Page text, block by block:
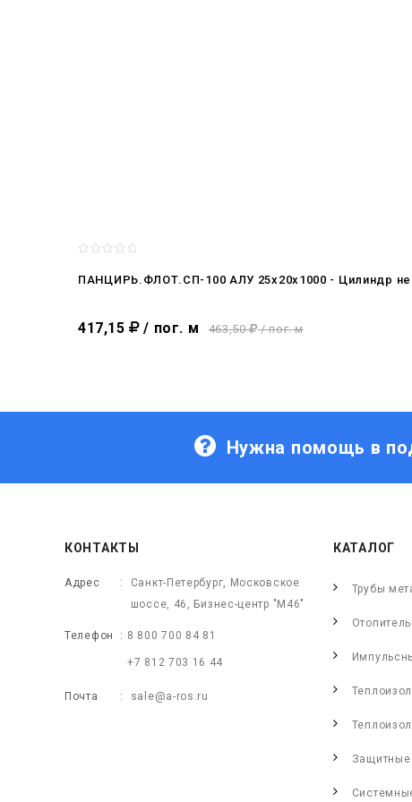
ПАНЦИРЬ.ФЛОТ.СП-100 АЛУ 25x20x1000 - Цилиндр
417,15 / пог. м 463,50 / пог. м
Нужна помощь в
КОНТАКТЫ
Адрес
Санкт-Петербург, Московское
шоссе, 46, Бизнес-центр "М46"
Телефон 8 800 700 84 81
+7 812 703 16 44
Почта sale@a-ros.ru
КАТАЛОГ
Трубы
Защитные